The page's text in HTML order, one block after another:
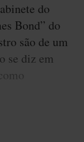
do
Bond” do
são de um
se diz em